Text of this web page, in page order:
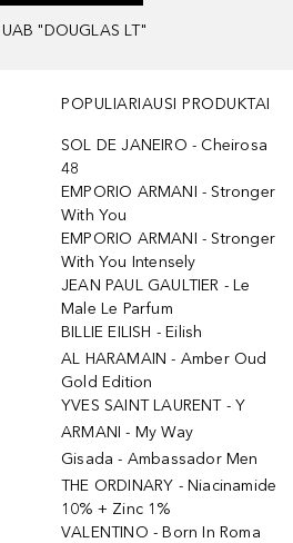
UAB "DOUGLAS LT"
POPULIARIAUSI PRODUKTAI
SOL DE JANEIRO - Cheirosa
48
EMPORIO ARMANI - Stronger
With You
EMPORIO ARMANI - Stronger
With You Intensely
JEAN PAUL GAULTIER - Le
Male Le Parfum
BILLIE EILISH - Eilish
AL HARAMAIN - Amber Oud
Gold Edition
YVES SAINT LAURENT - Y
ARMANI - My Way
Gisada - Ambassador Men
THE ORDINARY - Niacinamide
10% + Zinc 1%
VALENTINO - Born In Roma